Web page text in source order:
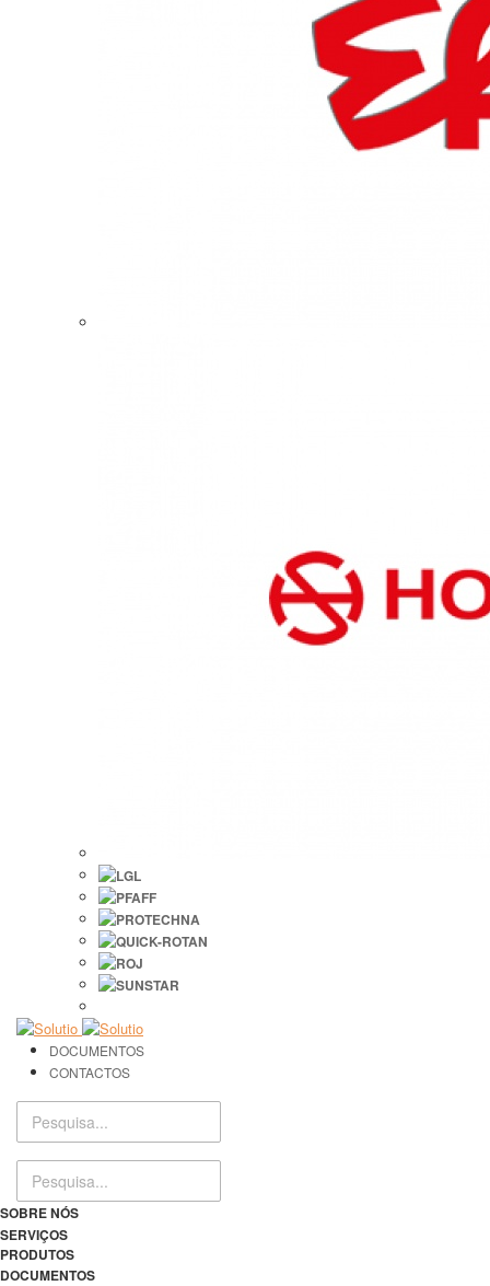
DOCUMENTOS
CONTACTOS
SOBRE NÓS
SERVIÇOS
PRODUTOS
DOCUMENTOS